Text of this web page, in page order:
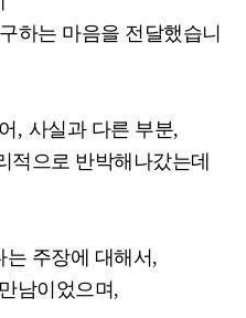
하는 마음을 전달했습니
, 사실과 다른 부분,
적으로 반박해나갔는데
주장에 대해서,
남이었으며,